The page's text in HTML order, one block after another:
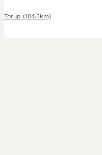
Torup (104.5km)